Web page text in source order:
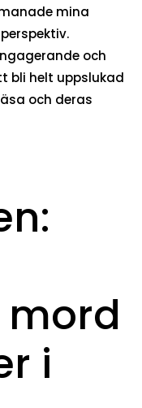
mina
och
bli helt uppslukad
och deras
i